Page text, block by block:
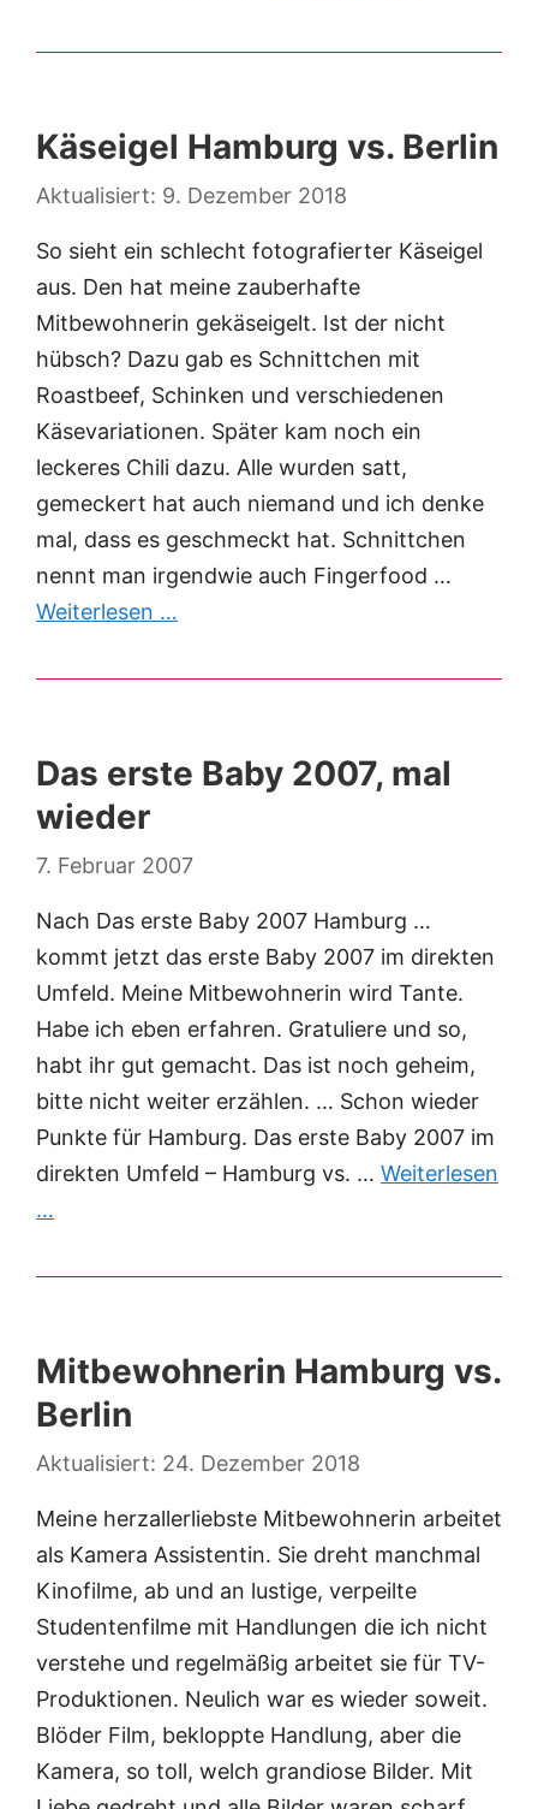
Käseigel Hamburg vs. Berlin
9. Dezember 2018
So sieht ein schlecht fotografierter Käseigel
aus. Den hat meine zauberhafte
Mitbewohnerin gekäseigelt. Ist der nicht
hübsch? Dazu gab es Schnittchen mit
Roastbeef, Schinken und verschiedenen
Käsevariationen. Später kam noch ein
leckeres Chili dazu. Alle wurden satt,
gemeckert hat auch niemand und ich denke
mal, dass es geschmeckt hat. Schnittchen
nennt man irgendwie auch Fingerfood …
Weiterlesen …
Das erste Baby 2007, mal
wieder
7. Februar 2007
Nach Das erste Baby 2007 Hamburg …
kommt jetzt das erste Baby 2007 im direkten
Umfeld. Meine Mitbewohnerin wird Tante.
Habe ich eben erfahren. Gratuliere und so,
habt ihr gut gemacht. Das ist noch geheim,
bitte nicht weiter erzählen. … Schon wieder
Punkte für Hamburg. Das erste Baby 2007 im
direkten Umfeld – Hamburg vs. … Weiterlesen
…
Mitbewohnerin Hamburg vs.
Berlin
24. Dezember 2018
Meine herzallerliebste Mitbewohnerin arbeitet
als Kamera Assistentin. Sie dreht manchmal
Kinofilme, ab und an lustige, verpeilte
Studentenfilme mit Handlungen die ich nicht
verstehe und regelmäßig arbeitet sie für TV-
Produktionen. Neulich war es wieder soweit.
Blöder Film, bekloppte Handlung, aber die
Kamera, so toll, welch grandiose Bilder. Mit